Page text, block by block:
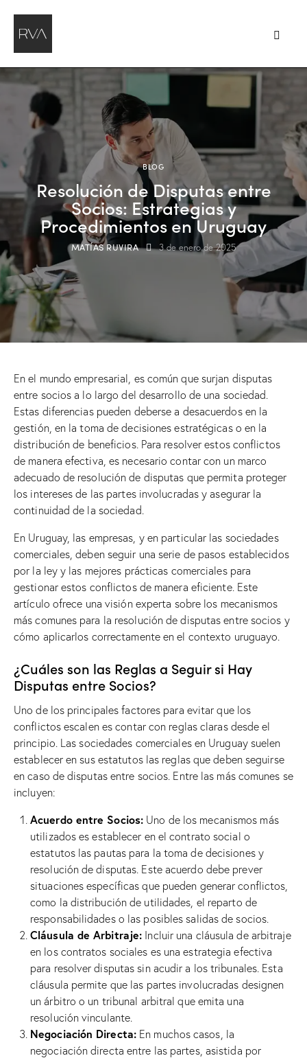
BLOG
Resolución de Disputas entre
Socios: Estrategias y
Procedimientos en Uruguay
MATÍAS RUVIRA 3 de enero de 2025
En el mundo empresarial, es común que surjan disputas
entre socios a lo largo del desarrollo de una sociedad.
Estas diferencias pueden deberse a desacuerdos en la
gestión, en la toma de decisiones estratégicas o en la
distribución de beneficios. Para resolver estos conflictos
de manera efectiva, es necesario contar con un marco
adecuado de resolución de disputas que permita proteger
los intereses de las partes involucradas y asegurar la
continuidad de la sociedad.
En Uruguay, las empresas, y en particular las sociedades
comerciales, deben seguir una serie de pasos establecidos
por la ley y las mejores prácticas comerciales para
gestionar estos conflictos de manera eficiente. Este
artículo ofrece una visión experta sobre los mecanismos
más comunes para la resolución de disputas entre socios y
cómo aplicarlos correctamente en el contexto uruguayo.
¿Cuáles son las Reglas a Seguir si Hay
Disputas entre Socios?
Uno de los principales factores para evitar que los
conflictos escalen es contar con reglas claras desde el
principio. Las sociedades comerciales en Uruguay suelen
establecer en sus estatutos las reglas que deben seguirse
en caso de disputas entre socios. Entre las más comunes se
incluyen:
Acuerdo entre Socios: Uno de los mecanismos más
utilizados es establecer en el contrato social o
estatutos las pautas para la toma de decisiones y
resolución de disputas. Este acuerdo debe prever
situaciones específicas que pueden generar conflictos,
como la distribución de utilidades, el reparto de
responsabilidades o las posibles salidas de socios.
Cláusula de Arbitraje: Incluir una cláusula de arbitraje
en los contratos sociales es una estrategia efectiva
para resolver disputas sin acudir a los tribunales. Esta
cláusula permite que las partes involucradas designen
un árbitro o un tribunal arbitral que emita una
resolución vinculante.
Negociación Directa: En muchos casos, la
negociación directa entre las partes, asistida por